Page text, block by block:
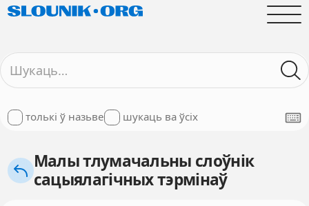
толькі ў назьве шукаць ва ўсіх
Малы тлумачальны слоўнік
сацыялагічных тэрмінаў